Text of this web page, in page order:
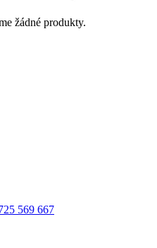
žádné produkty.
569 667